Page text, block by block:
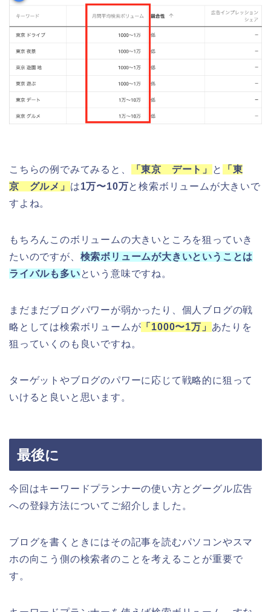
こちらの例でみてみると、 「東京 デート」 と
「東
京 グルメ」 は1万〜10万と検索ボリュームが大きいで
すよね。
もちろんこのボリュームの大きいところを狙っていき
たいのですが、 検索ボリュームが大きいということは
ライバルも多いという意味ですね。
まだまだブログパワーが弱かったり、個人ブログの戦
略としては検索ボリュームが 「1000〜1万」 あたりを
狙っていくのも良いですね。
ターゲットやブログのパワーに応じて戦略的に狙って
いけると良いと思います。
最後に
今回はキーワードプランナーの使い方とグーグル広告
への登録方法についてご紹介しました。
ブログを書くときにはその記事を読むパソコンやスマ
ホの向こう側の検索者のことを考えることが重要で
す。